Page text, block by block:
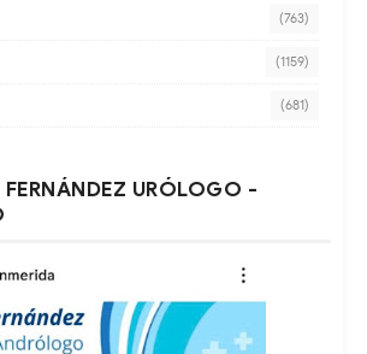
(763)
(1159)
(681)
FERNÁNDEZ URÓLOGO -